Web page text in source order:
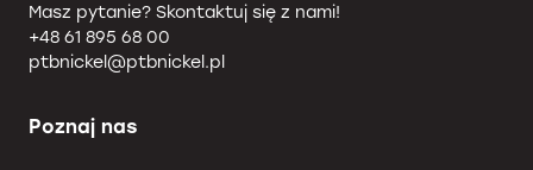
Masz pytanie? Skontaktuj się z nami!
+48 61 895 68 00
ptbnickel@ptbnickel.pl
Poznaj nas